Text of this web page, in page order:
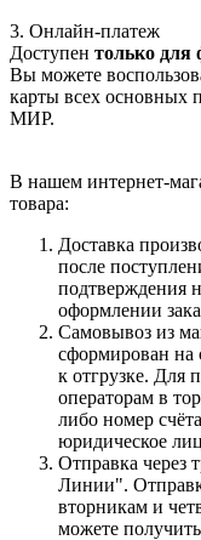
3. Онлайн-платеж
Доступен только для
Вы можете
карты всех основных
МИР.
В нашем интернет-
товара:
Доставка
после
подтверждения
оформлении
Самовывоз из
сформирован на
к отгрузке. Для
операторам в
либо номер
юридическое
Отправка через
Линии".
вторникам и
можете